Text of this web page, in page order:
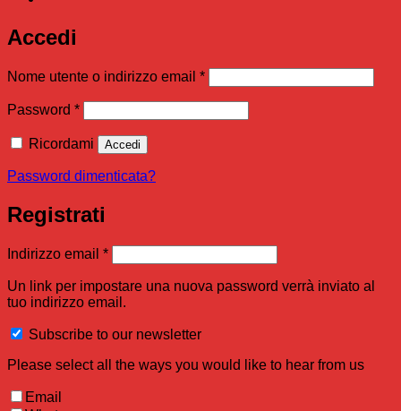
Accedi
Nome utente o indirizzo email *Richiesto
Password *Richiesto
Ricordami Accedi
Password dimenticata?
Registrati
Indirizzo email *Richiesto
Un link per impostare una nuova password verrà inviato al
tuo indirizzo email.
Subscribe to our newsletter
Please select all the ways you would like to hear from us
Email